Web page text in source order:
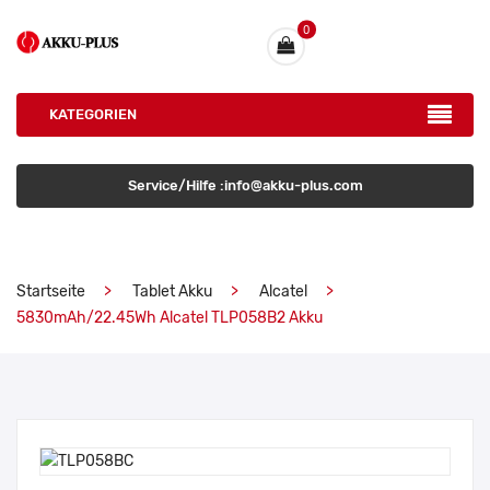
0
KATEGORIEN
Service/Hilfe :info@akku-plus.com
Startseite Tablet Akku
Alcatel
5830mAh/22.45Wh Alcatel TLP058B2 Akku